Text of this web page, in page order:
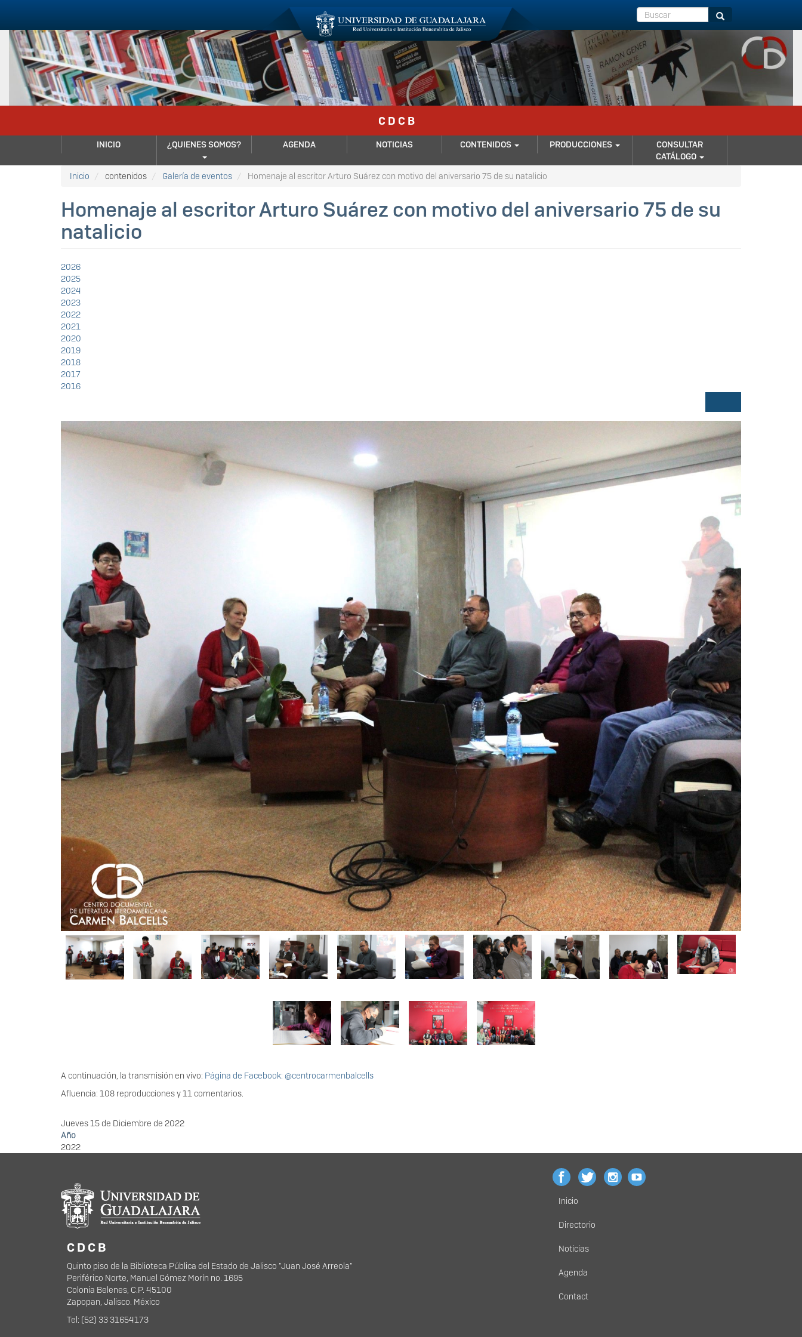
contenido
principal
Buscar Buscar
C D C B
NAVEGACIÓN
PRINCIPAL
INICIO ¿QUIENES SOMOS? AGENDA NOTICIAS CONTENIDOS PRODUCCIONES
CONSULTAR
CATÁLOGO
Inicio
contenidos Galería de eventos Homenaje al escritor Arturo Suárez con motivo del aniversario 75 de su natalicio
Homenaje al escritor Arturo Suárez con motivo del aniversario 75 de su
natalicio
2026
2025
2024
2023
2022
2021
2020
2019
2018
2017
2016
A continuación, la transmisión en vivo: Página de Facebook: @centrocarmenbalcells
Afluencia: 108 reproducciones y 11 comentarios.
Jueves 15 de Diciembre de 2022
Año
2022
Información del portal
C D C B
Quinto piso de la Biblioteca Pública del Estado de Jalisco "Juan José Arreola"
Periférico Norte, Manuel Gómez Morín no. 1695
Colonia Belenes, C.P. 45100
Zapopan, Jalisco. México
Tel: (52) 33 31654173
Menú
principal
Inicio
Directorio
Noticias
Agenda
Contact